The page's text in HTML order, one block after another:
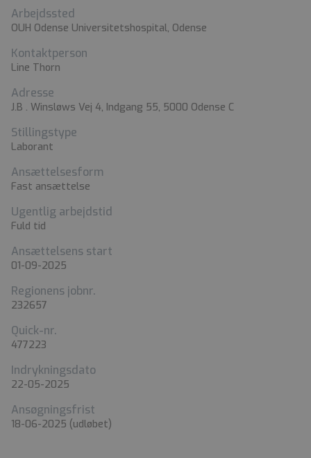
Arbejdssted
OUH Odense Universitetshospital, Odense
Kontaktperson
Line Thorn
Adresse
J.B . Winsløws Vej 4, Indgang 55, 5000 Odense C
Stillingstype
Laborant
Ansættelsesform
Fast ansættelse
Ugentlig arbejdstid
Fuld tid
Ansættelsens start
01-09-2025
Regionens jobnr.
232657
Quick-nr.
477223
Indrykningsdato
22-05-2025
Ansøgningsfrist
18-06-2025 (udløbet)